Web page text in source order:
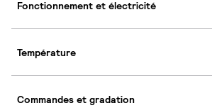
Fonctionnement et électricité
Température
Commandes et gradation